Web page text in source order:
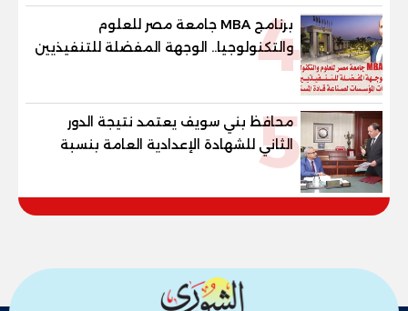
4
برنامج MBA جامعة مصر للعلوم
والتكنولوجيا.. الوجهة المفضلة للتنفيذيين
وقيادات المؤسسات لصناعة قادة
5
محافظ بني سويف يعتمد نتيجة الدور
الثاني للشهادة الإعدادية العامة بنسبة
والنور للمكفوفين